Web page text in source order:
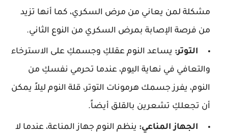
مشكلة لمن يعاني من مرض السكري، كما أنها تزيد
من فرصة الإصابة بمرض السكري من النوع الثاني.
التوتر: يساعد النوم عقلكِ وجسمكِ على الاسترخاء
والتعافي في نهاية اليوم، عندما تحرمي نفسكِ من
النوم، يفرز جسمك هرمونات التوتر، قلة النوم ليلاً يمكن
أن تجعلكِ تشعرين بالقلق أيضاً.
الجهاز المناعي: ينظم النوم جهاز المناعة، عندما لا